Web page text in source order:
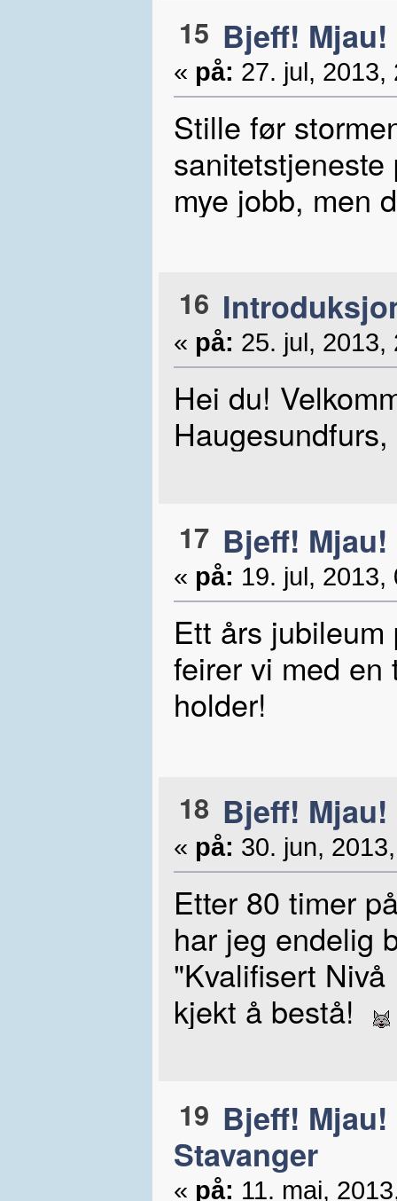
15 Bjeff! Mjau!
« på: 27. jul, 2013,
Stille før
mye jobb, men
16
« på: 25. jul, 2013,
Hei du!
17 Bjeff! Mjau!
« på: 19. jul, 2013,
Ett års
feirer vi med
holder!
18 Bjeff! Mjau!
« på: 30. jun,
Etter 80 timer
har jeg endelig
"Kvalifisert
kjekt å bestå!
19 Bjeff! Mjau!
Stavanger
« på: 11. mai,